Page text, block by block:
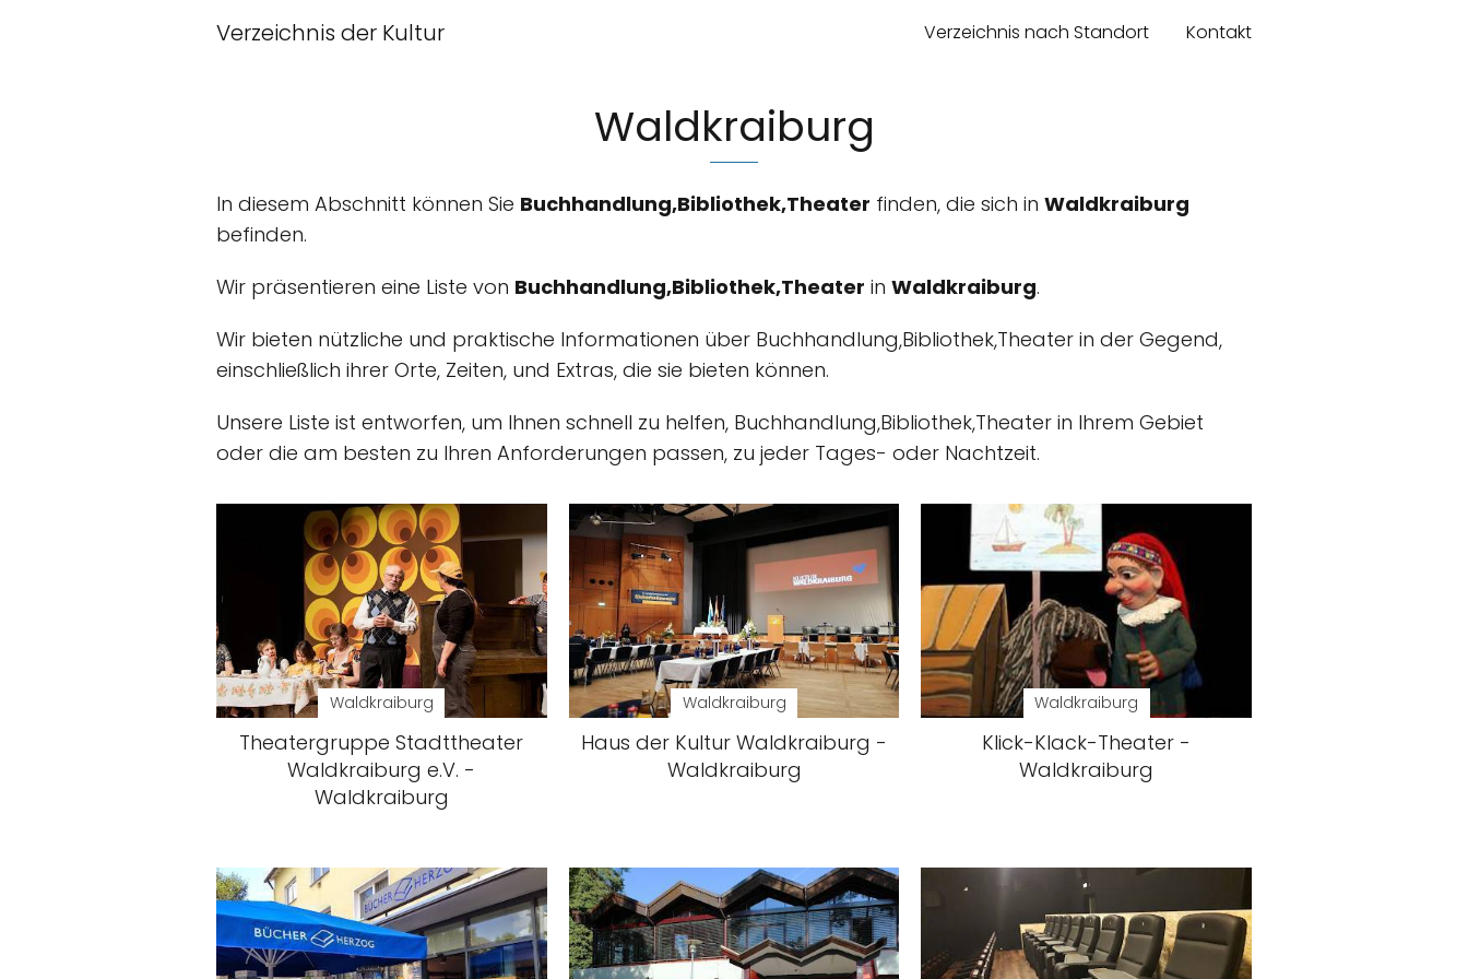
Verzeichnis der Kultur Verzeichnis nach Standort Kontakt
Waldkraiburg
In diesem Abschnitt können Sie Buchhandlung,Bibliothek,Theater finden, die sich in Waldkraiburg
befinden.
Wir präsentieren eine Liste von Buchhandlung,Bibliothek,Theater in Waldkraiburg.
Wir bieten nützliche und praktische Informationen über Buchhandlung,Bibliothek,Theater in der Gegend,
einschließlich ihrer Orte, Zeiten, und Extras, die sie bieten können.
Unsere Liste ist entworfen, um Ihnen schnell zu helfen, Buchhandlung,Bibliothek,Theater in Ihrem Gebiet
oder die am besten zu Ihren Anforderungen passen, zu jeder Tages- oder Nachtzeit.
Waldkraiburg
Theatergruppe Stadttheater
Waldkraiburg e.V. -
Waldkraiburg
Waldkraiburg
Haus der Kultur Waldkraiburg -
Waldkraiburg
Waldkraiburg
Klick-Klack-Theater -
Waldkraiburg